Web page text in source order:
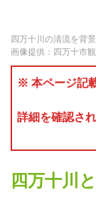
四万十川の清流を背
画像提供：四万十市
※ 本ページ記
詳細を確認さ
四万十川